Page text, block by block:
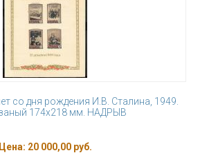
со дня рождения И.В. Сталина, 1949.
174х218 мм. НАДРЫВ
Цена: 20 000,00 руб.